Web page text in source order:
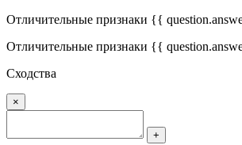
Отличительные признаки {{
Отличительные признаки {{
Сходства
×
+